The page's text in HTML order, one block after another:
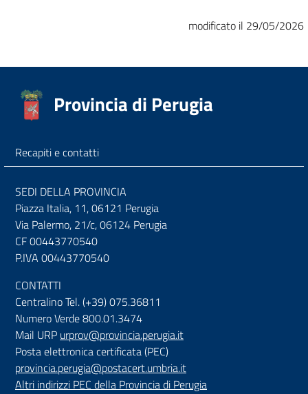
modificato il 29/05/2026
Provincia di Perugia
Recapiti e contatti
SEDI DELLA PROVINCIA
Piazza Italia, 11, 06121 Perugia
Via Palermo, 21/c, 06124 Perugia
CF 00443770540
P.IVA 00443770540
CONTATTI
Centralino Tel. (+39) 075.36811
Numero Verde 800.01.3474
Mail URP urprov@provincia.perugia.it
Posta elettronica certificata (PEC)
provincia.perugia@postacert.umbria.it
Altri indirizzi PEC della Provincia di Perugia